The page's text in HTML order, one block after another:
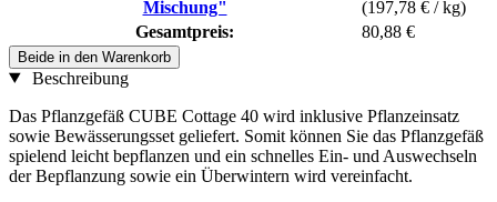
Mischung"
(197,78 € / kg)
Gesamtpreis:
80,88 €
Beide in den Warenkorb
Beschreibung
Das Pflanzgefäß CUBE Cottage 40 wird inklusive Pflanzeinsatz
sowie Bewässerungsset geliefert. Somit können Sie das Pflanzgefäß
spielend leicht bepflanzen und ein schnelles Ein- und Auswechseln
der Bepflanzung sowie ein Überwintern wird vereinfacht.